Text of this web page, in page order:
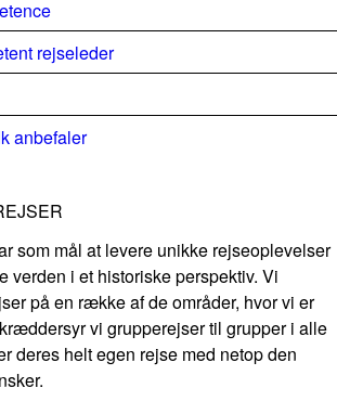
rejseleder
anbefaler
som mål at levere unikke rejseoplevelser
verden i et historiske perspektiv. Vi
på en række af de områder, hvor vi er
vi grupperejser til grupper i alle
deres helt egen rejse med netop den